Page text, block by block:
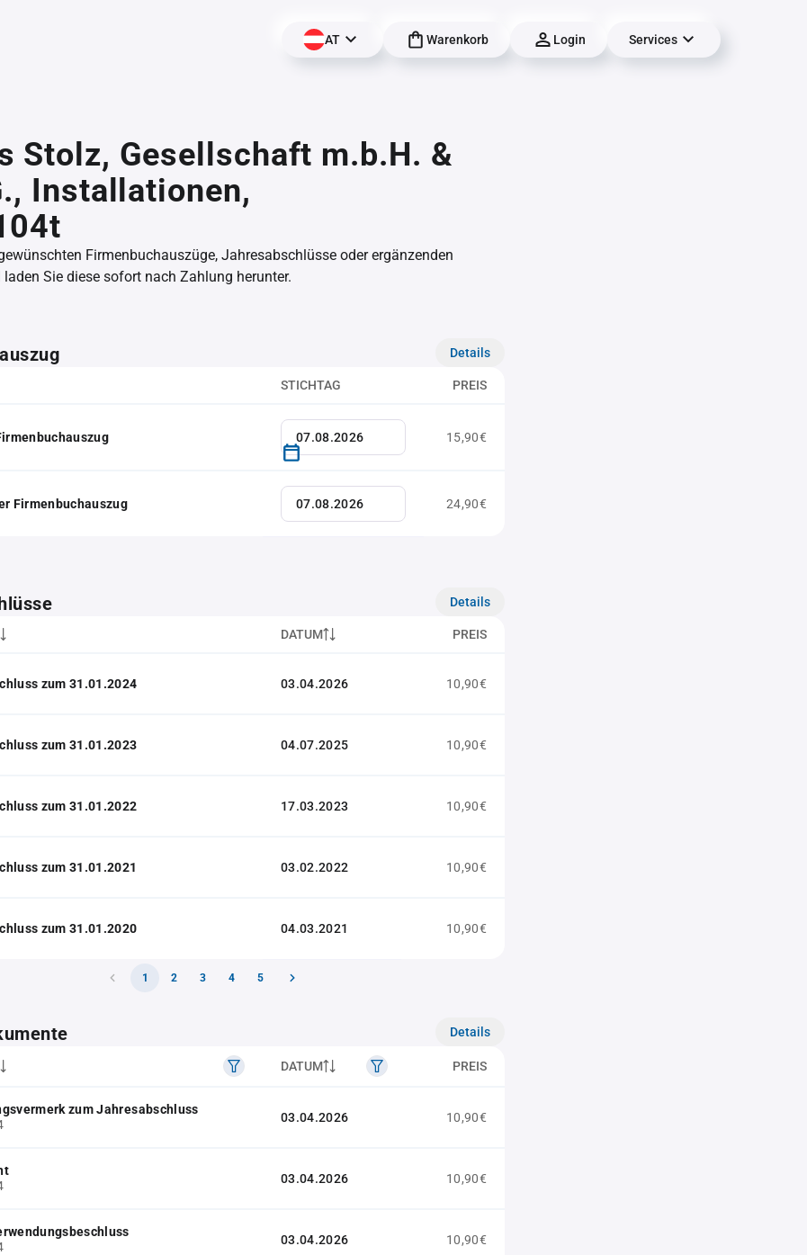
AT Warenkorb Login Services
Stolz, Gesellschaft m.b.H. &
Installationen,
Firmenbuchauszüge, Jahresabschlüsse oder ergänzenden
Sie diese sofort nach Zahlung herunter.
Details
STICHTAG PREIS
15,90€
Firmenbuchauszug 24,90€
Details
DATUM PREIS
zum 31.01.2024 03.04.2026 10,90€
zum 31.01.2023 04.07.2025 10,90€
zum 31.01.2022 17.03.2023 10,90€
zum 31.01.2021 03.02.2022 10,90€
zum 31.01.2020 04.03.2021 10,90€
1 2 3 4 5
Details
DATUM PREIS
zum Jahresabschluss
03.04.2026 10,90€
03.04.2026 10,90€
03.04.2026 10,90€